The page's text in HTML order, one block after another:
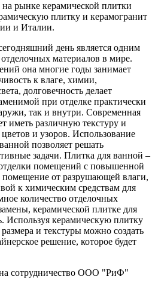
рынке керамической плитки
плитку и керамогранит
и Италии.
день является одним
материалов в мире.
она многие годы занимает
к влаге, химии,
долговечность делает
при отделке практически
так и внутри. Современная
иметь различную текстуру и
и узоров. Использование
позволяет решать
задачи. Плитка для ванной –
помещений с повышенной
от разрушающей влаги,
к химическим средствам для
количество отделочных
керамической плитке для
Используя керамическую плитку
и текстуры можно создать
решение, которое будет
сотрудничество ООО "РиФ"